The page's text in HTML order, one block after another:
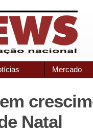
Mercado
Natal